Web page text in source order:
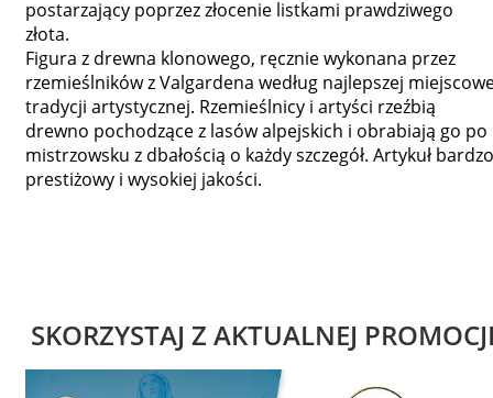
postarzający poprzez złocenie listkami prawdziwego
złota.
Figura z drewna klonowego, ręcznie wykonana przez
rzemieślników z Valgardena według najlepszej
tradycji artystycznej. Rzemieślnicy i artyści rzeźbią
drewno pochodzące z lasów alpejskich i obrabiają go po
mistrzowsku z dbałością o każdy szczegół. Artykuł bardzo
prestiżowy i wysokiej jakości.
SKORZYSTAJ Z AKTUALNEJ